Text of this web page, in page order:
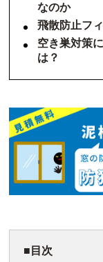
なのか
飛散防止フ
空き巣対策
は？
目次